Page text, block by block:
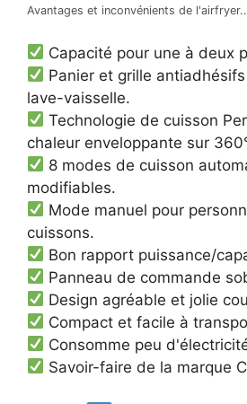
Avantages et inconvénients de
Capacité pour une à deux
Panier et grille
lave-vaisselle.
Technologie de cuisson
chaleur enveloppante sur
8 modes de cuisson
modifiables.
Mode manuel pour
cuissons.
Bon rapport puissance/
Panneau de commande
Design agréable et jolie
Compact et facile à
Consomme peu
Savoir-faire de la marque